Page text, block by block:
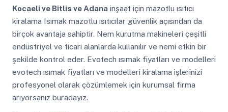
Kocaeli ve Bitlis ve Adanainşaat için mazotlu ısıtıcı
kiralama Isımak mazotlu ısıtıcılar güvenlik açısından da
birçok avantaja sahiptir. Nem kurutma makineleri çeşitli
endüstriyel ve ticari alanlarda kullanılır ve nemi etkin bir
şekilde kontrol eder. Evotech ısımak fiyatları ve modelleri
evotech ısımak fiyatları ve modelleri kiralama işlerinizi
profesyonel olarak çözümlemek için kurumsal firma
arıyorsanız buradayız.